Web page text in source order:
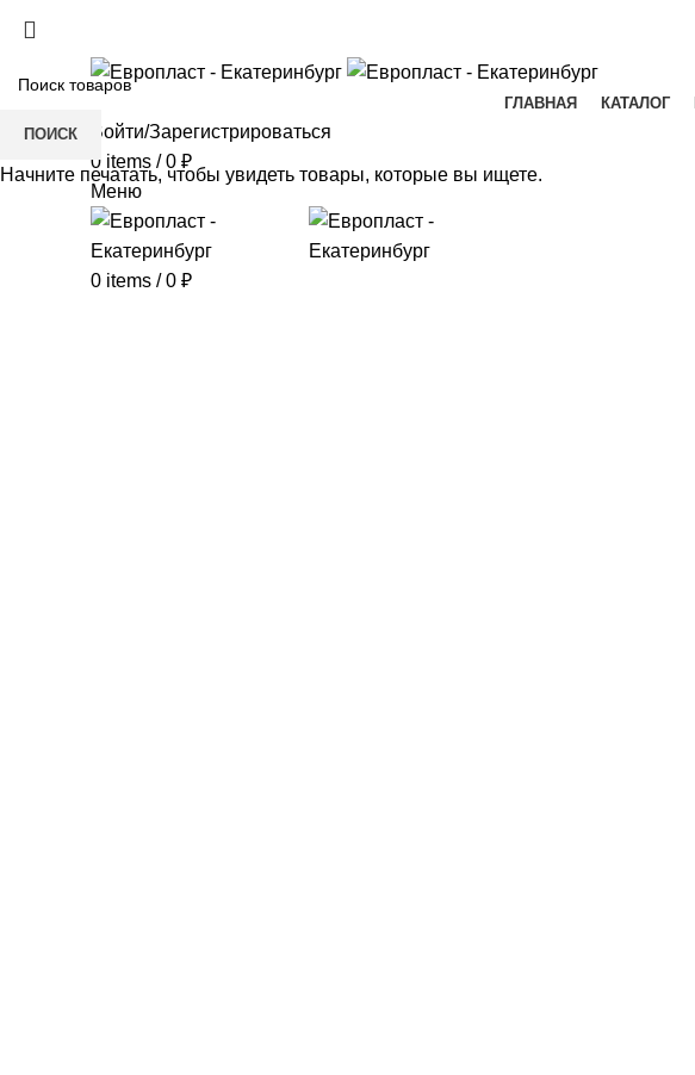
ГЛАВНАЯ КАТАЛОГ
Войти/Зарегистрироваться
0 items / 0 ₽
Меню
0 items / 0 ₽
ПОИСК
Начните печатать, чтобы увидеть товары, которые вы ищете.